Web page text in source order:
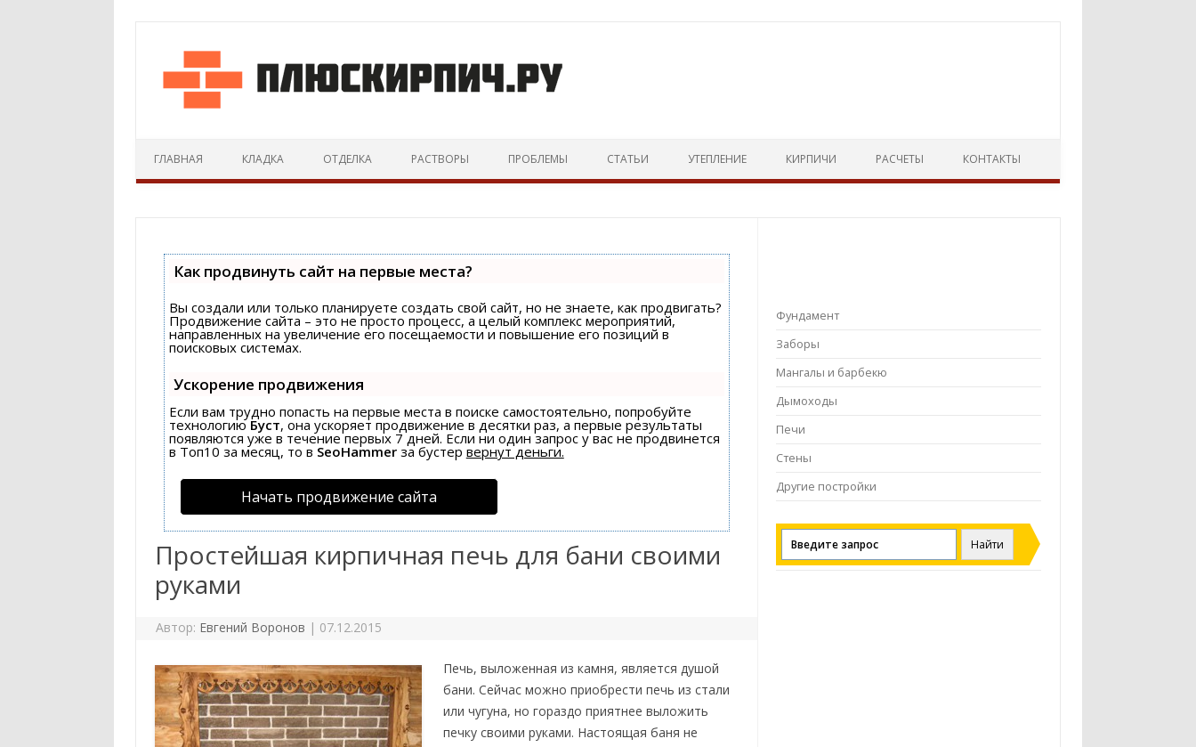
ГЛАВНАЯ КЛАДКА ОТДЕЛКА РАСТВОРЫ ПРОБЛЕМЫ СТАТЬИ УТЕПЛЕНИЕ КИРПИЧИ РАСЧЕТЫ КОНТАКТЫ
Как продвинуть сайт на первые места?
Вы создали или только планируете создать свой сайт, но не знаете, как продвигать?
Продвижение сайта – это не просто процесс, а целый комплекс мероприятий,
направленных на увеличение его посещаемости и повышение его позиций в
поисковых системах.
Ускорение продвижения
Если вам трудно попасть на первые места в поиске самостоятельно, попробуйте
технологию Буст, она ускоряет продвижение в десятки раз, а первые результаты
появляются уже в течение первых 7 дней. Если ни один запрос у вас не продвинется
в Топ10 за месяц, то в SeoHammerза бустер вернут деньги.
Начать продвижение сайта
Простейшая кирпичная печь для бани своими
руками
Автор: Евгений Воронов | 07.12.2015
Печь, выложенная из камня, является душой
бани. Сейчас можно приобрести печь из стали
или чугуна, но гораздо приятнее выложить
печку своими руками. Настоящая баня не
Фундамент
Заборы
Мангалы и барбекю
Дымоходы
Печи
Стены
Другие постройки